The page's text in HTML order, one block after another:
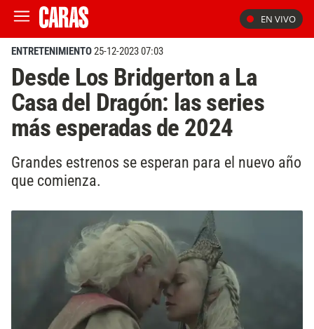
EN VIVO
ENTRETENIMIENTO25-12-2023 07:03
Desde Los Bridgerton a La
Casa del Dragón: las series
más esperadas de 2024
Grandes estrenos se esperan para el nuevo año
que comienza.